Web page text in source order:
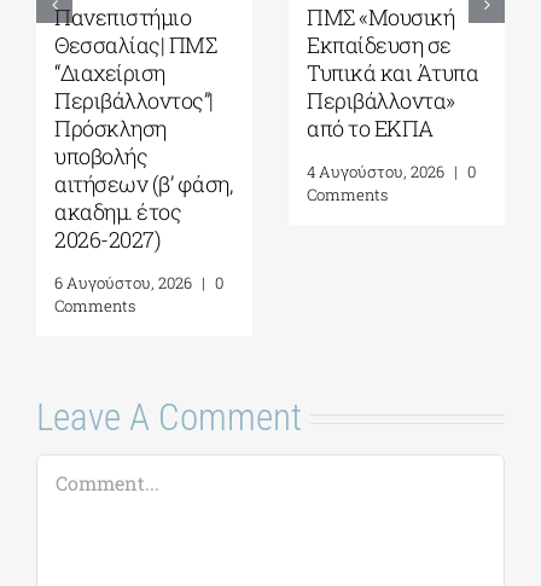
Πανεπιστήμιο
Θεσσαλίας| ΠΜΣ
“Διαχείριση
Περιβάλλοντος”|
Πρόσκληση
υποβολής
αιτήσεων (β’ φάση,
ακαδημ. έτος
2026-2027)
6 Αυγούστου, 2026 | 0
Comments
ΠΜΣ «Μουσική
Εκπαίδευση σε
Τυπικά και Άτυπα
Περιβάλλοντα»
από το ΕΚΠΑ
4 Αυγούστου, 2026 | 0
Comments
Leave A Comment
Comment